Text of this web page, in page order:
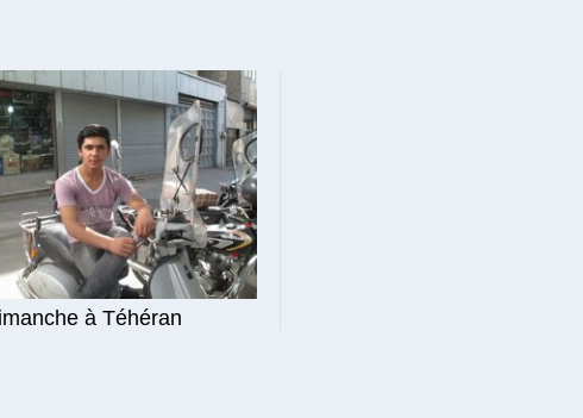
à Téhéran